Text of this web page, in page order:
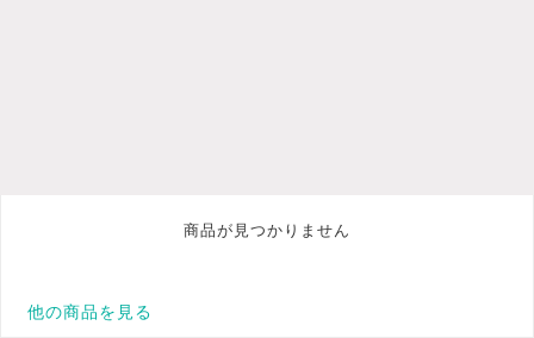
商品が見つかりません
他の商品を見る